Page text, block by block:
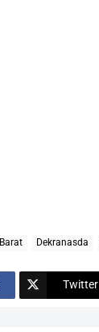
Dekranasda
Twitter